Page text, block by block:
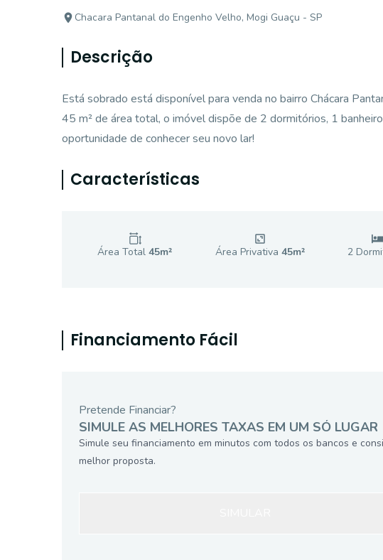
Chacara Pantanal do Engenho Velho, Mogi Guaçu - SP
Descrição
Está sobrado está disponível para venda no bairro Chácara
45 m² de área total, o imóvel dispõe de 2 dormitórios, 1
oportunidade de conhecer seu novo lar!
Características
Área Total 45m² Área Privativa 45m² 2
Financiamento Fácil
Pretende Financiar?
SIMULE AS MELHORES TAXAS EM UM SÓ LUGAR
Simule seu financiamento em minutos com todos os bancos e
melhor proposta.